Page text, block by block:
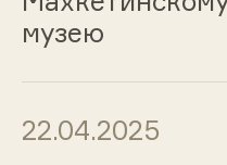
музею
22.04.2025